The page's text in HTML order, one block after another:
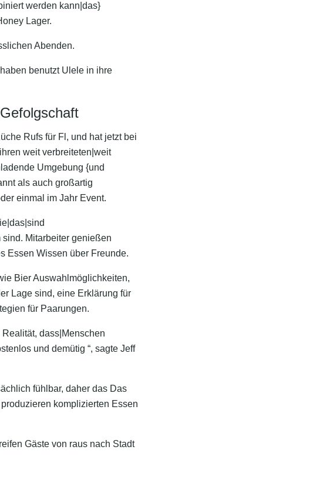
werden kann|das}
Lager.
Abenden.
benutzt Ulele in ihre
Rufs für Fl, und hat jetzt bei
weit verbreiteten|weit
Umgebung {und
als auch großartig
einmal im Jahr Event.
Mitarbeiter genießen
Essen Wissen über Freunde.
Bier Auswahlmöglichkeiten,
Lage sind, eine Erklärung für
für Paarungen.
dass|Menschen
und demütig “, sagte Jeff
fühlbar, daher das Das
komplizierten Essen
Gäste von raus nach Stadt